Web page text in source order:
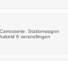
Stationwagon
6 versnellingen